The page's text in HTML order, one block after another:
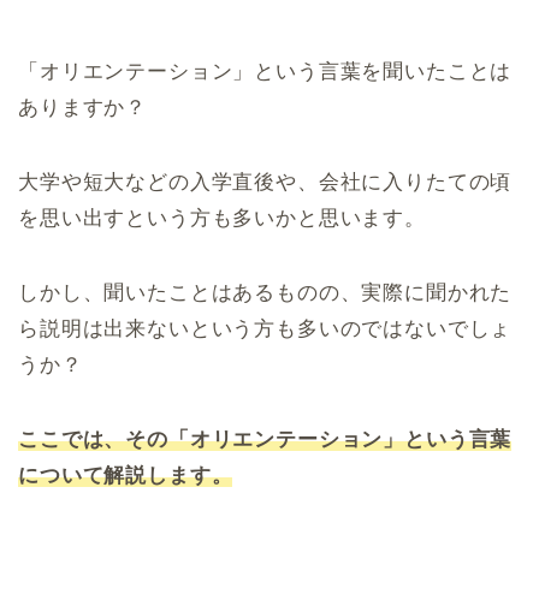
「オリエンテーション」という言葉を聞いたことは
ありますか？
大学や短大などの入学直後や、会社に入りたての頃
を思い出すという方も多いかと思います。
しかし、聞いたことはあるものの、実際に聞かれた
ら説明は出来ないという方も多いのではないでしょ
うか？
ここでは、その「オリエンテーション」という言葉
について解説します。